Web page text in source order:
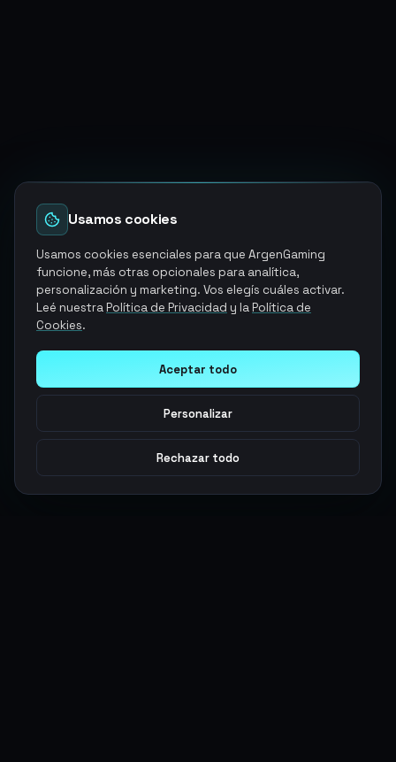
Usamos cookies
Usamos cookies esenciales para que ArgenGaming
funcione, más otras opcionales para analítica,
personalización y marketing. Vos elegís cuáles activar.
Leé nuestraPolítica de Privacidad y laPolítica de
Cookies.
Aceptar todo
Personalizar
Rechazar todo